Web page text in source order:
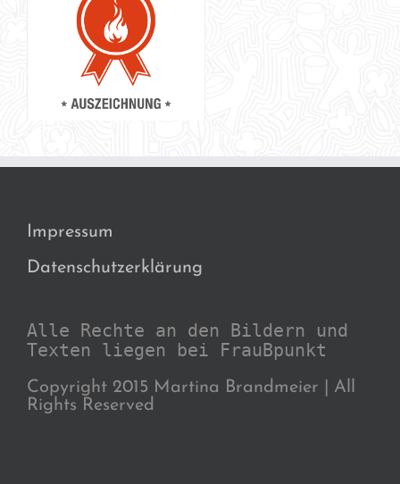
Impressum
Datenschutzerklärung
Alle Rechte an den Bildern und
Texten liegen bei FrauBpunkt
Copyright 2015 Martina Brandmeier | All
Rights Reserved